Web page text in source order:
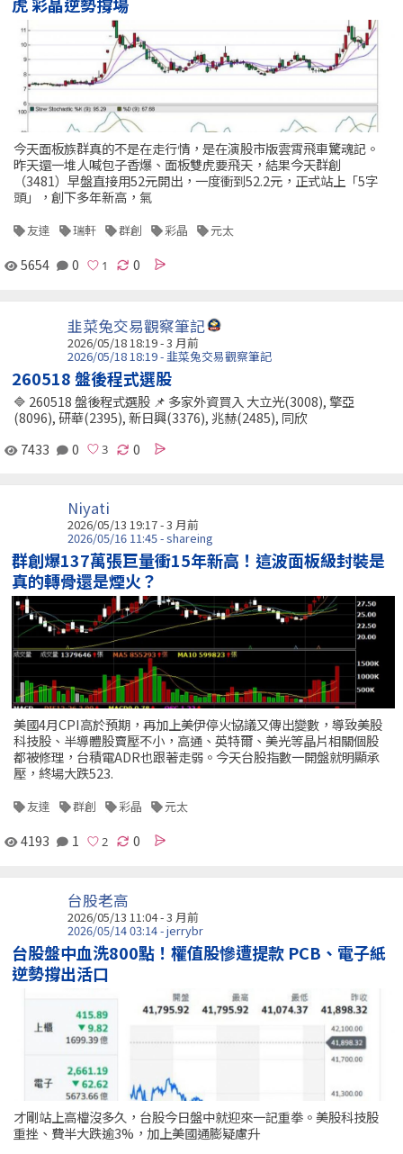
今天面板族群真的不是在走行情，是在演股市版雲霄飛車驚魂記。
昨天還一堆人喊包子香爆、面板雙虎要飛天，結果今天群創
（3481）早盤直接用52元開出，一度衝到52.2元，正式站上「5字
頭」，創下多年新高，氣
友達 瑞軒 群創 彩晶 元太
5654 0 0
韭菜兔交易觀察筆記
2026/05/18 18:19 - 3 月前
2026/05/18 18:19 - 韭菜兔交易觀察筆記
260518 盤後程式選股
🔷 260518 盤後程式選股 📌 多家外資買入 大立光(3008), 擎亞
(8096), 研華(2395), 新日興(3376), 兆赫(2485), 同欣
7433
0 0
Niyati
2026/05/13 19:17 - 3 月前
2026/05/16 11:45 - shareing
群創爆137萬張巨量衝15年新高！這波面板級封裝是
真的轉骨還是煙火？
美國4月CPI高於預期，再加上美伊停火協議又傳出變數，導致美股
科技股、半導體股賣壓不小，高通、英特爾、美光等晶片相關個股
都被修理，台積電ADR也跟著走弱。今天台股指數一開盤就明顯承
壓，終場大跌523.
友達 群創 彩晶 元太
4193 1 0
台股老高
2026/05/13 11:04 - 3 月前
2026/05/14 03:14 - jerrybr
台股盤中血洗800點！權值股慘遭提款 PCB、電子紙
逆勢撐出活口
才剛站上高檔沒多久，台股今日盤中就迎來一記重拳。美股科技股
重挫、費半大跌逾3%，加上美國通膨疑慮升